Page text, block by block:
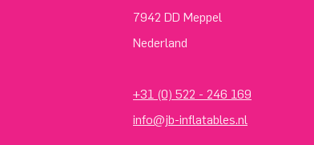
7942 DD Meppel
Nederland
+31 (0) 522 - 246 169
info@jb-inflatables.nl